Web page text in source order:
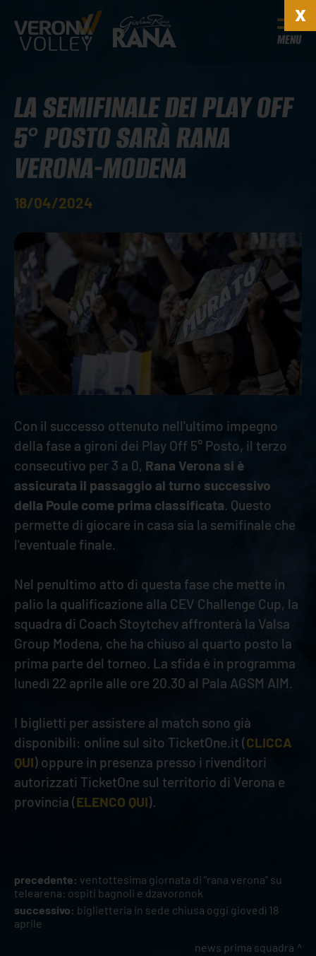
MENU
LA SEMIFINALE DEI PLAY OFF
5° POSTO SARÀ RANA
VERONA-MODENA
18/04/2024
Con il successo ottenuto nell'ultimo impegno
della fase a gironi dei Play Off 5° Posto, il terzo
consecutivo per 3 a 0, Rana Verona si è
assicurata il passaggio al turno successivo
della Poule come prima classificata . Questo
permette di giocare in casa sia la semifinale che
l'eventuale finale.
Nel penultimo atto di questa fase che mette in
palio la qualificazione alla CEV Challenge Cup, la
squadra di Coach Stoytchev affronterà la Valsa
Group Modena, che ha chiuso al quarto posto la
prima parte del torneo. La sfida è in programma
lunedì 22 aprile alle ore 20.30 al Pala AGSM AIM.
I biglietti per assistere al match sono già
disponibili: online sul sito TicketOne.it (CLICCA
QUI) oppure in presenza presso i rivenditori
autorizzati TicketOne sul territorio di Verona e
provincia (ELENCO QUI).
precedente: ventottesima giornata di "rana verona" su
telearena: ospiti bagnoli e dzavoronok
successivo: biglietteria in sede chiusa oggi giovedì 18
aprile
news prima squadra